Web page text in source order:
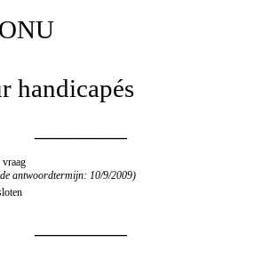
handicapés
vraag
antwoordtermijn: 10/9/2009)